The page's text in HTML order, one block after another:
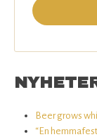
Beer grows
“En